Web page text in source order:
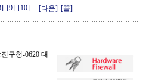
[9] [10] [다음] [끝]
구청-0620 대